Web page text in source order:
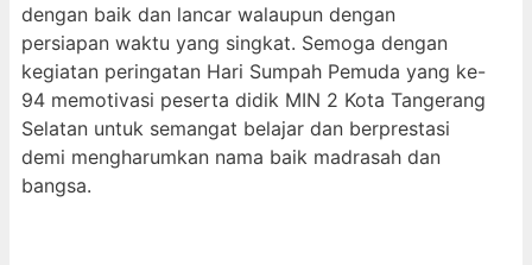
dengan baik dan lancar walaupun dengan
persiapan waktu yang singkat. Semoga dengan
kegiatan peringatan Hari Sumpah Pemuda yang ke-
94 memotivasi peserta didik MIN 2 Kota Tangerang
Selatan untuk semangat belajar dan berprestasi
demi mengharumkan nama baik madrasah dan
bangsa.